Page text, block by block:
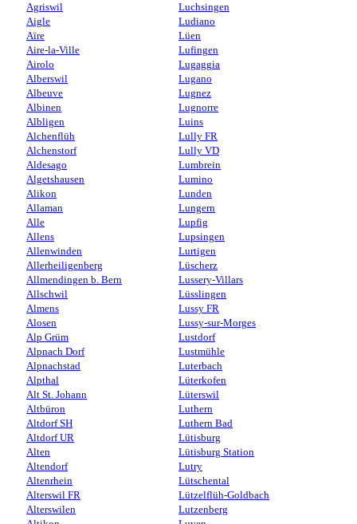
Agriswil
Aigle
Aïre
Aire-la-Ville
Airolo
Alberswil
Albeuve
Albinen
Albligen
Alchenflüh
Alchenstorf
Aldesago
Algetshausen
Alikon
Allaman
Alle
Allens
Allenwinden
Allerheiligenberg
Allmendingen b. Bern
Allschwil
Almens
Alosen
Alp Grüm
Alpnach Dorf
Alpnachstad
Alpthal
Alt St. Johann
Altbüron
Altdorf SH
Altdorf UR
Alten
Altendorf
Altenrhein
Alterswil FR
Alterswilen
Luchsingen
Ludiano
Lüen
Lufingen
Lugaggia
Lugano
Lugnez
Lugnorre
Luins
Lully FR
Lully VD
Lumbrein
Lumino
Lunden
Lungern
Lupfig
Lupsingen
Lurtigen
Lüscherz
Lussery-Villars
Lüsslingen
Lussy FR
Lussy-sur-Morges
Lustdorf
Lustmühle
Luterbach
Lüterkofen
Lüterswil
Luthern
Luthern Bad
Lütisburg
Lütisburg Station
Lutry
Lütschental
Lützelflüh-Goldbach
Lutzenberg